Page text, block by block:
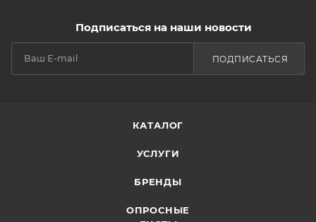
Подписаться на наши новости
ПОДПИСАТЬСЯ
КАТАЛОГ
УСЛУГИ
БРЕНДЫ
ОПРОСНЫЕ